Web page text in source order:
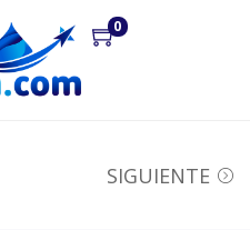
0
SIGUIENTE